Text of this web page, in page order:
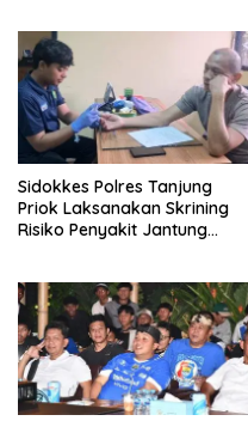
Sidokkes Polres Tanjung
Priok Laksanakan Skrining
Risiko Penyakit Jantung